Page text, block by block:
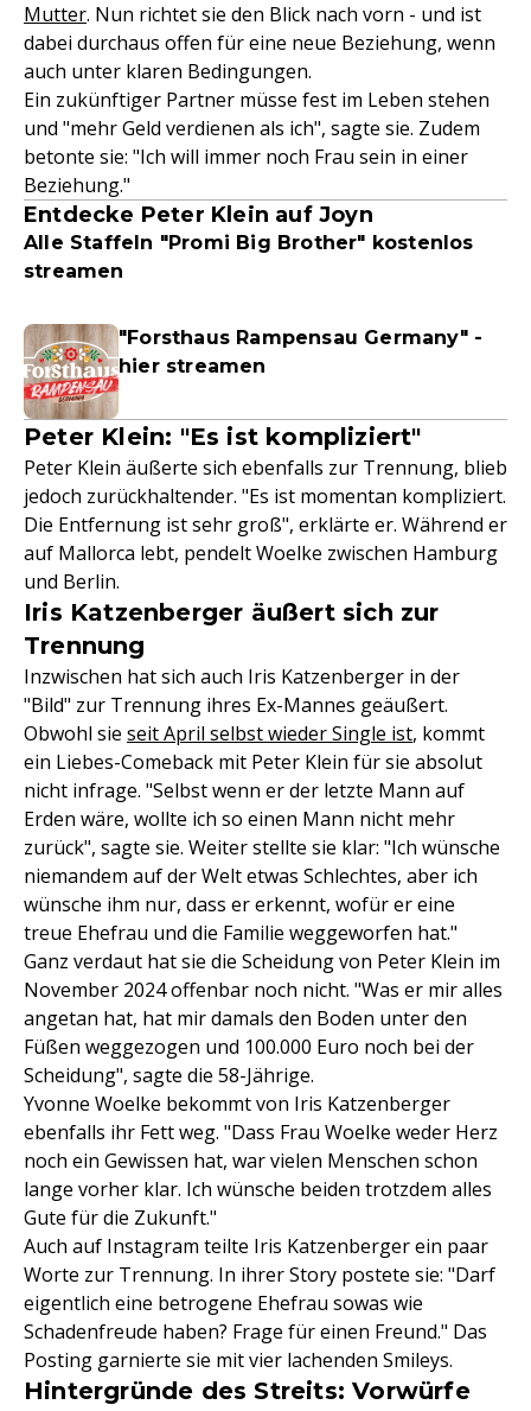
Mutter. Nun richtet sie den Blick nach vorn - und ist
dabei durchaus offen für eine neue Beziehung, wenn
auch unter klaren Bedingungen.
Ein zukünftiger Partner müsse fest im Leben stehen
und "mehr Geld verdienen als ich", sagte sie. Zudem
betonte sie: "Ich will immer noch Frau sein in einer
Beziehung."
Entdecke Peter Klein auf Joyn
Alle Staffeln "Promi Big Brother" kostenlos
streamen
"Forsthaus Rampensau Germany" -
hier streamen
Peter Klein: "Es ist kompliziert"
Peter Klein äußerte sich ebenfalls zur Trennung, blieb
jedoch zurückhaltender. "Es ist momentan kompliziert.
Die Entfernung ist sehr groß", erklärte er. Während er
auf Mallorca lebt, pendelt Woelke zwischen Hamburg
und Berlin.
Iris Katzenberger äußert sich zur
Trennung
Inzwischen hat sich auch Iris Katzenberger in der
"Bild" zur Trennung ihres Ex-Mannes geäußert.
Obwohl sie seit April selbst wieder Single ist, kommt
ein Liebes-Comeback mit Peter Klein für sie absolut
nicht infrage. "Selbst wenn er der letzte Mann auf
Erden wäre, wollte ich so einen Mann nicht mehr
zurück", sagte sie. Weiter stellte sie klar: "Ich wünsche
niemandem auf der Welt etwas Schlechtes, aber ich
wünsche ihm nur, dass er erkennt, wofür er eine
treue Ehefrau und die Familie weggeworfen hat."
Ganz verdaut hat sie die Scheidung von Peter Klein im
November 2024 offenbar noch nicht. "Was er mir alles
angetan hat, hat mir damals den Boden unter den
Füßen weggezogen und 100.000 Euro noch bei der
Scheidung", sagte die 58-Jährige.
Yvonne Woelke bekommt von Iris Katzenberger
ebenfalls ihr Fett weg. "Dass Frau Woelke weder Herz
noch ein Gewissen hat, war vielen Menschen schon
lange vorher klar. Ich wünsche beiden trotzdem alles
Gute für die Zukunft."
Auch auf Instagram teilte Iris Katzenberger ein paar
Worte zur Trennung. In ihrer Story postete sie: "Darf
eigentlich eine betrogene Ehefrau sowas wie
Schadenfreude haben? Frage für einen Freund." Das
Posting garnierte sie mit vier lachenden Smileys.
Hintergründe des Streits: Vorwürfe